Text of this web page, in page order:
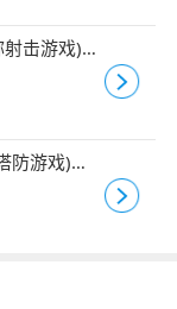
击游戏)
安装版
防游戏)